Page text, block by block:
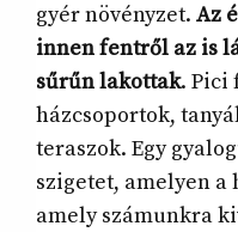
gyér növényzet. Az
innen fentről az is
sűrűn lakottak. Pici
házcsoportok,
teraszok. Egy
szigetet, amelyen a
amely számunkra